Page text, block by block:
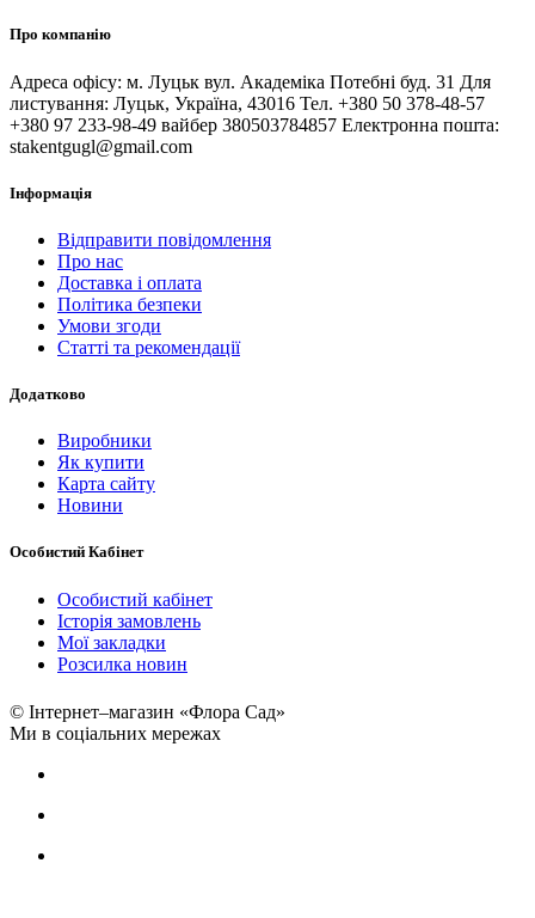
Про компанію
Адреса офісу: м. Луцьк вул. Академіка Потебні буд. 31 Для
листування: Луцьк, Україна, 43016 Тел. +380 50 378-48-57
+380 97 233-98-49 вайбер 380503784857 Електронна пошта:
stakentgugl@gmail.com
Інформація
Відправити повідомлення
Про нас
Доставка і оплата
Політика безпеки
Умови згоди
Статті та рекомендації
Додатково
Виробники
Як купити
Карта сайту
Новини
Особистий Кабінет
Особистий кабінет
Історія замовлень
Мої закладки
Розсилка новин
© Інтернет–магазин «Флора Сад»
Ми в соціальних мережах